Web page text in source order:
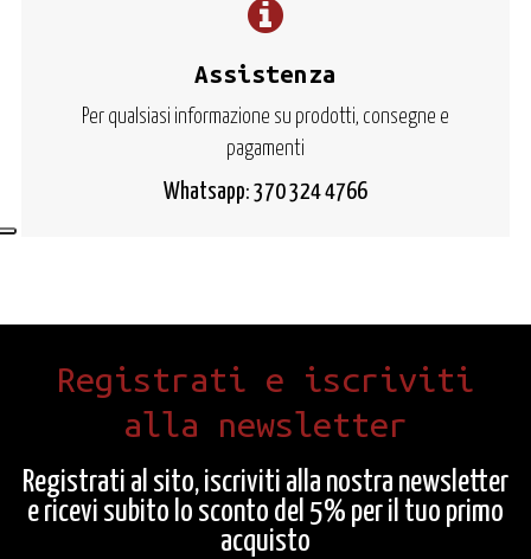
Assistenza
Per qualsiasi informazione su prodotti, consegne e
pagamenti
Whatsapp: 370 324 4766
Registrati e iscriviti
alla newsletter
Registrati al sito, iscriviti alla nostra newsletter
e ricevi subito lo sconto del 5% per il tuo primo
acquisto